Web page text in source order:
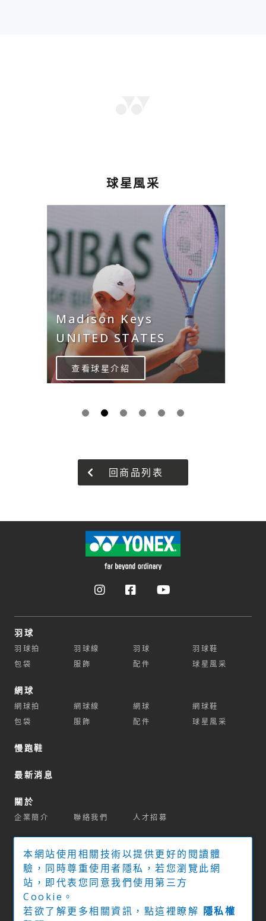
球星風采
Madison Keys
UNITED STATES
查看球星介紹
回商品列表
羽球
羽球拍 羽球線 羽球
羽球鞋
包袋
服飾 配件 球星風采
網球
網球拍 網球線 網球
網球鞋
包袋
服飾 配件 球星風采
慢跑鞋
最新消息
關於
企業簡介 聯絡我們 人才招募
官方商城 球拍推薦系統
實體經銷門市
下載專區
本網站使用相關技術以提供更好的閱讀體
驗，同時尊重使用者隱私，若您瀏覽此網
站，即代表您同意我們使用第三方
Cookie。
若欲了解更多相關資訊，點這裡瞭解 隱私權